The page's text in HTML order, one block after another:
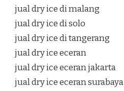
jual dry ice di malang
jual dry ice di solo
jual dry ice di tangerang
jual dry ice eceran
jual dry ice eceran jakarta
jual dry ice eceran surabaya